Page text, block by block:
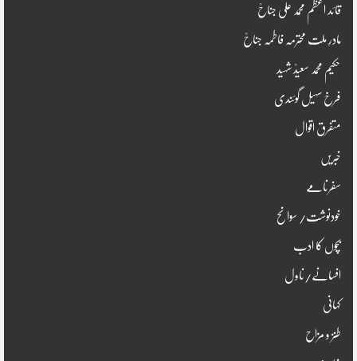
قائد اعظم محمد علی جناحؒ
مادرِ ملت محترمہ فاطمہ جناحؒ
حکیم محمد سعیدؒ شہید
فرخ سہیل گوئندی
متفرق اقوال
خبریں
سفرنامے
خودنوشت/ سوانح
بچوں کا ادب
افسانے/ناول
کہانی
طنز و مزاح